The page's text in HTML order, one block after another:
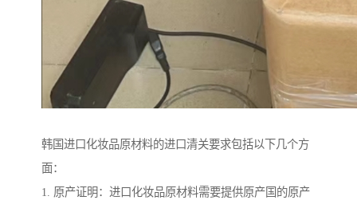
韩国进口化妆品原材料的进口清关要求包括以下几个方
面：
1. 原产证明：进口化妆品原材料需要提供原产国的原产